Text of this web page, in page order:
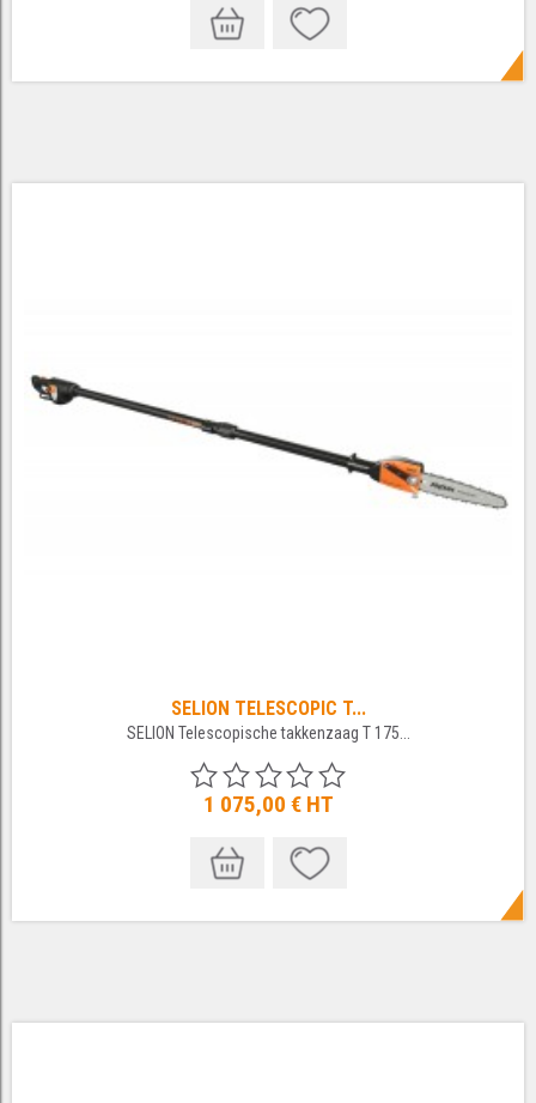
SELION TELESCOPIC T...
SELION Telescopische takkenzaag T 175...
1 075,00 € HT